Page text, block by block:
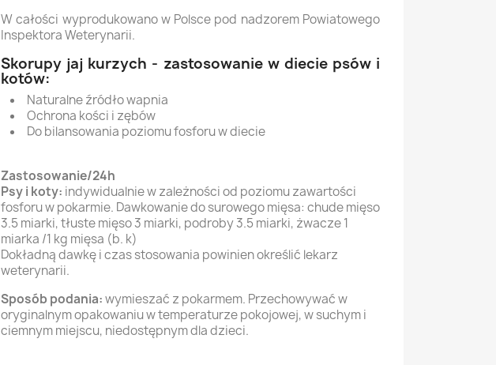
W całości wyprodukowano w Polsce pod nadzorem Powiatowego
Inspektora Weterynarii.
Skorupy jaj kurzych - zastosowanie w diecie psów i
kotów:
Naturalne źródło wapnia
Ochrona kości i zębów
Do bilansowania poziomu fosforu w diecie
Zastosowanie/24h
Psy i koty: indywidualnie w zależności od poziomu zawartości
fosforu w pokarmie. Dawkowanie do surowego mięsa: chude mięso
3.5 miarki, tłuste mięso 3 miarki, podroby 3.5 miarki, żwacze 1
miarka /1 kg mięsa (b. k)
Dokładną dawkę i czas stosowania powinien określić lekarz
weterynarii.
Sposób podania:wymieszać z pokarmem. Przechowywać w
oryginalnym opakowaniu w temperaturze pokojowej, w suchym i
ciemnym miejscu, niedostępnym dla dzieci.